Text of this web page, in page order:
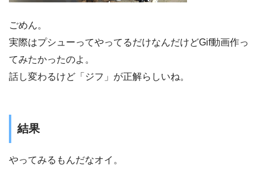
ごめん。
実際はプシューってやってるだけなんだけどGif動画作っ
てみたかったのよ。
話し変わるけど「ジフ」が正解らしいね。
結果
やってみるもんだなオイ。